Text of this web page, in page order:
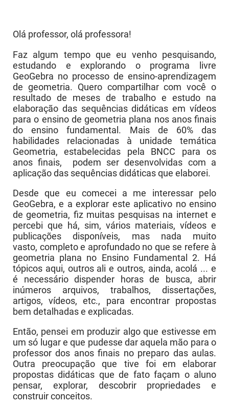
Ens. Médio
Ens. Superior
​Olá professor, olá professora!
Faz algum tempo que eu venho pesquisando,
estudando e explorando o programa livre
GeoGebra no processo de ensino-aprendizagem
de geometria. Quero compartilhar com você o
resultado de meses de trabalho e estudo na
elaboração das sequências didáticas em vídeos
para o ensino de geometria plana nos anos finais
do ensino fundamental. Mais de 60% das
habilidades relacionadas à unidade temática
Geometria, estabelecidas pela BNCC para os
anos finais, podem ser desenvolvidas com a
aplicação das sequências didáticas que elaborei.
Desde que eu comecei a me interessar pelo
GeoGebra, e a explorar este aplicativo no ensino
de geometria, fiz muitas pesquisas na internet e
percebi que há, sim, vários materiais, vídeos e
publicações disponíveis, mas nada muito
vasto, completo e aprofundado no que se refere à
geometria plana no Ensino Fundamental 2. Há
tópicos aqui, outros ali e outros, ainda, acolá ... e
é necessário dispender horas de busca, abrir
inúmeros arquivos, trabalhos, dissertações,
artigos, vídeos, etc., para encontrar propostas
bem detalhadas e explicadas.
Então, pensei em produzir algo que estivesse em
um só lugar e que pudesse dar aquela mão para o
professor dos anos finais no preparo das aulas.
Outra preocupação que tive foi em elaborar
propostas didáticas que de fato façam o aluno
pensar, explorar, descobrir propriedades e
construir conceitos.